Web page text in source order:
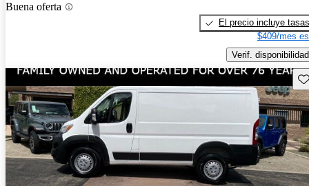
Buena oferta
El precio incluye tasas
$409/mes
Verif. disponibilidad